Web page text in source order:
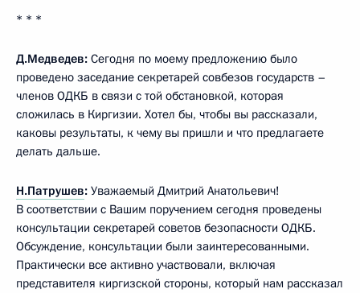
* * *
Д.Медведев: Сегодня по моему предложению было
проведено заседание секретарей совбезов государств –
членов ОДКБ в связи с той обстановкой, которая
сложилась в Киргизии. Хотел бы, чтобы вы рассказали,
каковы результаты, к чему вы пришли и что предлагаете
делать дальше.
Н.Патрушев: Уважаемый Дмитрий Анатольевич!
В соответствии с Вашим поручением сегодня проведены
консультации секретарей советов безопасности ОДКБ.
Обсуждение, консультации были заинтересованными.
Практически все активно участвовали, включая
представителя киргизской стороны, который нам рассказал